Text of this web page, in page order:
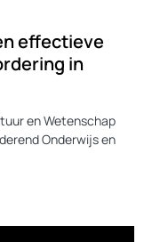
effectieve
in
en Wetenschap
Onderwijs en